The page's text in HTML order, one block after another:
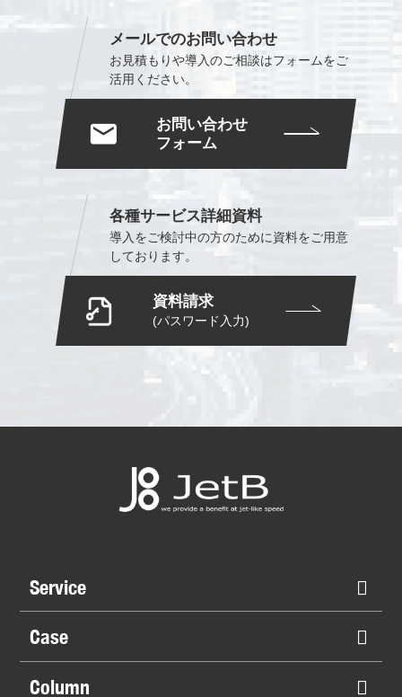
メールでのお問い合わせ
お見積もりや導入のご相談はフォームをご
活用ください。
お問い合わせ
フォーム
各種サービス詳細資料
導入をご検討中の方のために資料をご用意
しております。
資料請求
(パスワード入力)
Service
Case
Column